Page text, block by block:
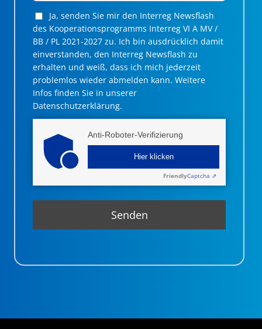
Ja, senden Sie mir den Interreg Newsflash
des Kooperationsprogramms Interreg VI A MV /
BB / PL 2021-2027 zu. Ich bin ausdrücklich damit
einverstanden, den Interreg Newsflash zu
erhalten und weiß, dass ich mich jederzeit
problemlos wieder abmelden kann. Weitere
Infos finden Sie in unserer
Datenschutzerklärung.
Anti-Roboter-Verifizierung
Hier klicken
FriendlyCaptcha ⇗